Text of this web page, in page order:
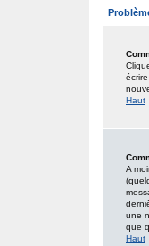
Haut
A
une
que
Haut